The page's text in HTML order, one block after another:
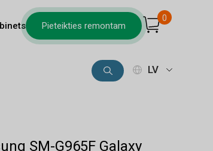
Pieteikties remontam
0
LV
SM-G965F Galaxy